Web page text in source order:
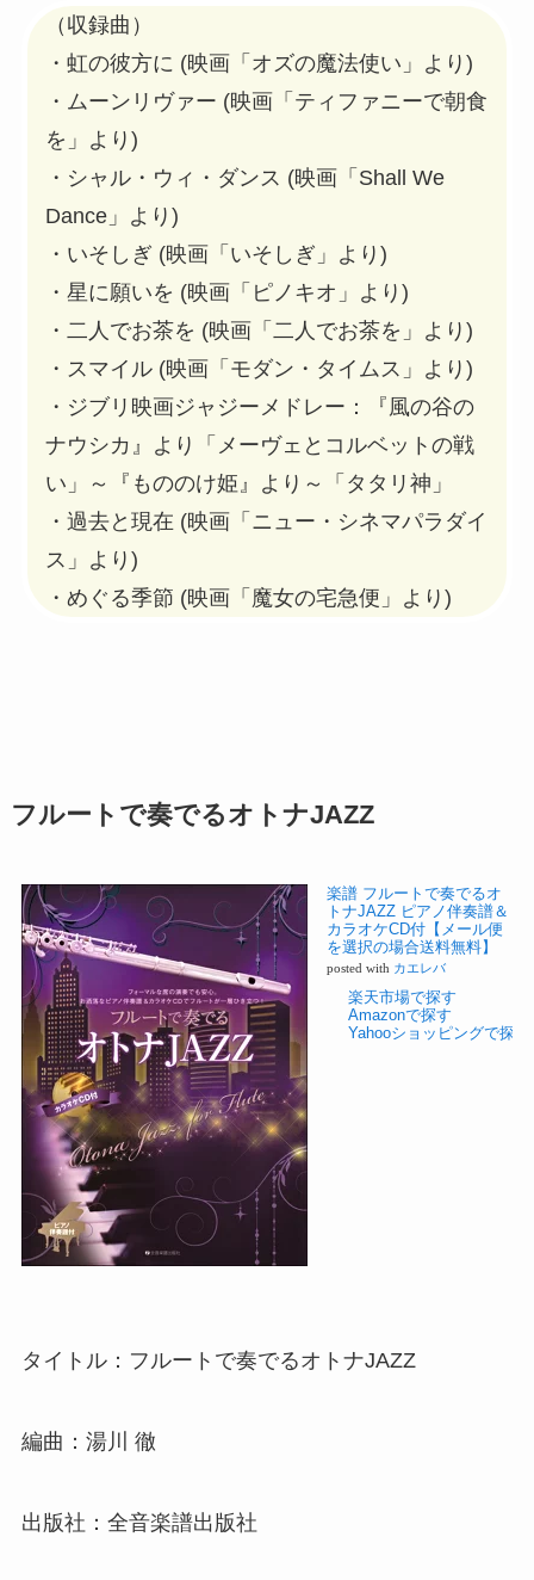
（収録曲）
・虹の彼方に (映画「オズの魔法使い」より)
・ムーンリヴァー (映画「ティファニーで朝食
を」より)
・シャル・ウィ・ダンス (映画「Shall We
Dance」より)
・いそしぎ (映画「いそしぎ」より)
・星に願いを (映画「ピノキオ」より)
・二人でお茶を (映画「二人でお茶を」より)
・スマイル (映画「モダン・タイムス」より)
・ジブリ映画ジャジーメドレー：『風の谷の
ナウシカ』より「メーヴェとコルベットの戦
い」～『もののけ姫』より～「タタリ神」
・過去と現在 (映画「ニュー・シネマパラダイ
ス」より)
・めぐる季節 (映画「魔女の宅急便」より)
フルートで奏でるオトナJAZZ
楽譜 フルートで奏でるオ
トナJAZZ ピアノ伴奏譜＆
カラオケCD付【メール便
を選択の場合送料無料】
posted with カエレバ
楽天市場で探す
Amazonで探す
Yahooショッピングで探す
タイトル：フルートで奏でるオトナJAZZ
編曲：湯川 徹
出版社：全音楽譜出版社